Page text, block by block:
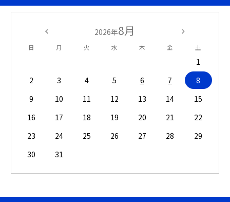
2026年8月
日 月 火 水 木 金 土
1
2
3 4 5 6 7
8
9
10 11 12 13 14
15
16
17 18 19 20 21
22
23
24 25 26 27 28
29
30
31